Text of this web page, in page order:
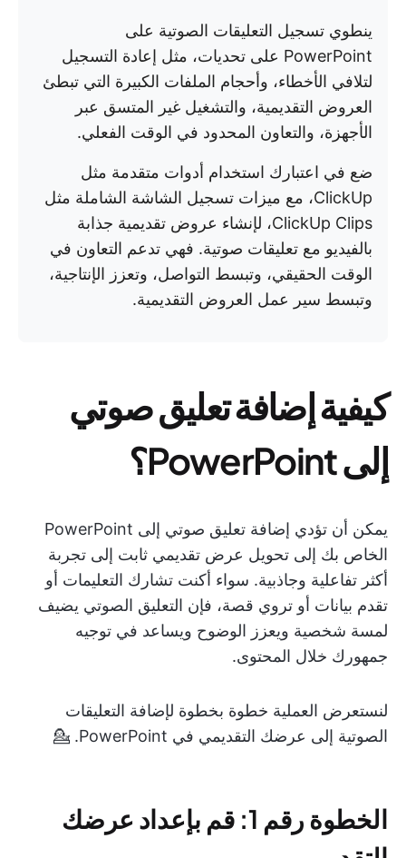
ينطوي تسجيل التعليقات الصوتية على
PowerPoint على تحديات، مثل إعادة التسجيل
لتلافي الأخطاء، وأحجام الملفات الكبيرة التي تبطئ
العروض التقديمية، والتشغيل غير المتسق عبر
الأجهزة، والتعاون المحدود في الوقت الفعلي.
ضع في اعتبارك استخدام أدوات متقدمة مثل
ClickUp، مع ميزات تسجيل الشاشة الشاملة مثل
ClickUp Clips، لإنشاء عروض تقديمية جذابة
بالفيديو مع تعليقات صوتية. فهي تدعم التعاون في
الوقت الحقيقي، وتبسط التواصل، وتعزز الإنتاجية،
وتبسط سير عمل العروض التقديمية.
كيفية إضافة تعليق صوتي
إلى PowerPoint؟
يمكن أن تؤدي إضافة تعليق صوتي إلى PowerPoint
الخاص بك إلى تحويل عرض تقديمي ثابت إلى تجربة
أكثر تفاعلية وجاذبية. سواء أكنت تشارك التعليمات أو
تقدم بيانات أو تروي قصة، فإن التعليق الصوتي يضيف
لمسة شخصية ويعزز الوضوح ويساعد في توجيه
جمهورك خلال المحتوى.
لنستعرض العملية خطوة بخطوة لإضافة التعليقات
الصوتية إلى عرضك التقديمي في PowerPoint. 💁
الخطوة رقم 1: قم بإعداد عرضك